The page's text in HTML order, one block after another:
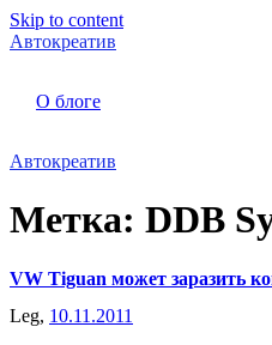
Skip to content
Автокреатив
О блоге
Автокреатив
Метка: DDB
VW Tiguan может заразить
Leg, 10.11.2011